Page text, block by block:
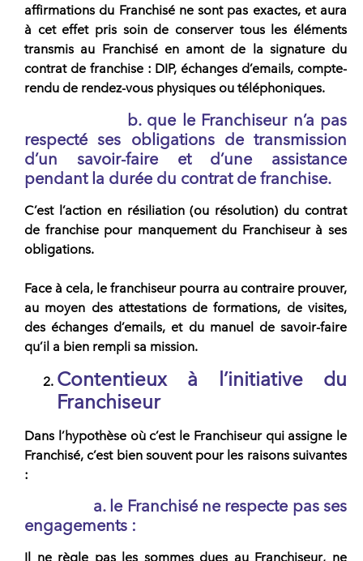
affirmations du Franchiséne sont pas exactes, et aura
à cet effet pris soin de conserver tous les éléments
transmis au Franchisé en amont de la signature du
contrat de franchise : DIP, échanges d’emails, compte-
rendu de rendez-vous physiques ou téléphoniques.
b. que le Franchiseur n’a pas
respecté ses obligations de transmission
d’un savoir-faireet d’une assistance
pendant la durée du contrat de franchise.
C’est l’action en résiliation (ou résolution) du contrat
de franchise pour manquement du Franchiseur à ses
obligations.
Face à cela, le franchiseur pourra au contraire prouver,
au moyen des attestations de formations, de visites,
des échanges d’emails, et du manuel de savoir-faire
qu’il a bien rempli sa mission.
Contentieux à l’initiative du
Franchiseur
Dans l’hypothèse où c’est le Franchiseur qui assigne le
Franchisé, c’est bien souvent pour les raisons suivantes
:
a. le Franchisé ne respecte pas ses
engagements :
Il ne règle pas les sommes dues au Franchiseur, ne